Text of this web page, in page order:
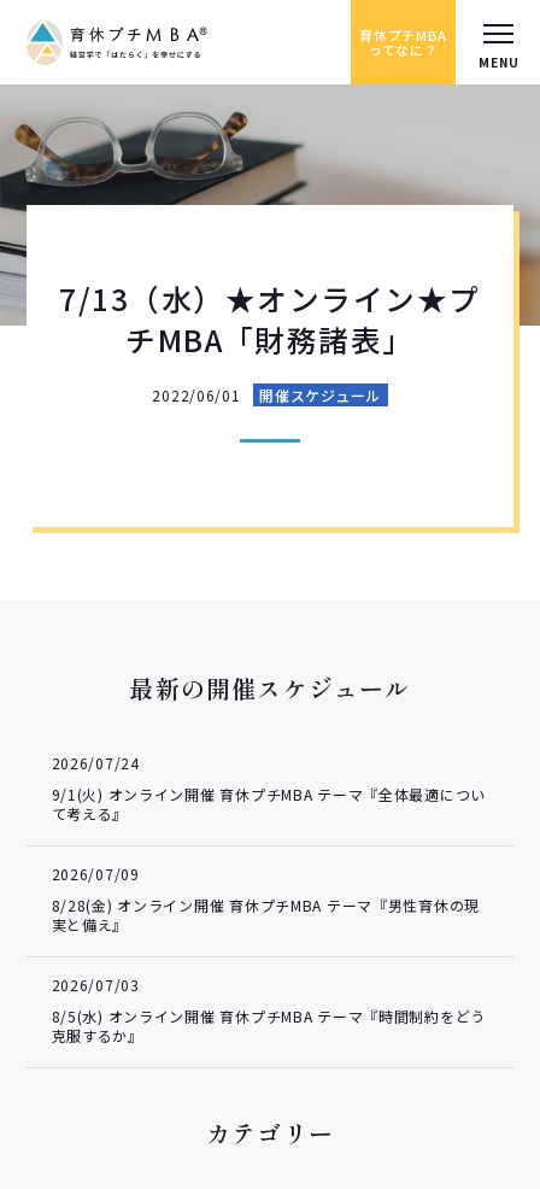
育休プチMBA
ってなに？
7/13（水）★オンライン★プ
チMBA「財務諸表」
2022/06/01 開催スケジュール
最新の開催スケジュール
2026/07/24
9/1(火) オンライン開催 育休プチMBA テーマ『全体最適につい
て考える』
2026/07/09
8/28(金) オンライン開催 育休プチMBA テーマ『男性育休の現
実と備え』
2026/07/03
8/5(水) オンライン開催 育休プチMBA テーマ『時間制約をどう
克服するか』
カテゴリー